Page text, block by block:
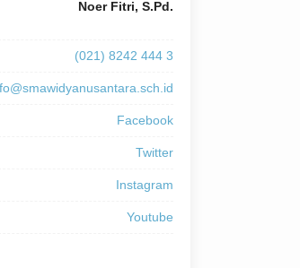
Noer Fitri, S.Pd.
(021) 8242 444 3
Facebook
Twitter
Instagram
Youtube